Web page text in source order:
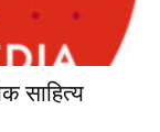
साहित्य